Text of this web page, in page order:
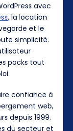
avec
, la location
et le
simplicité.
packs tout
confiance à
web,
depuis 1999.
du secteur et